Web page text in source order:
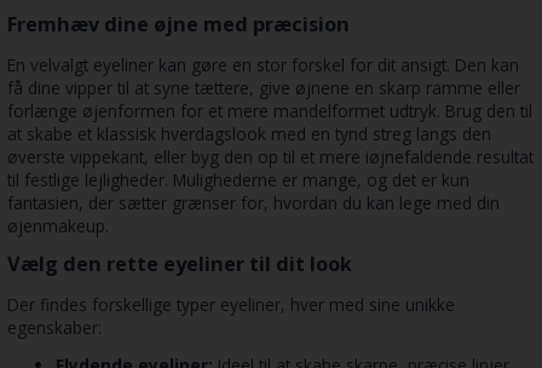
Fremhæv dine øjne med præcision
En velvalgt eyeliner kan gøre en stor forskel for dit ansigt. Den kan
få dine vipper til at syne tættere, give øjnene en skarp ramme eller
forlænge øjenformen for et mere mandelformet udtryk. Brug den til
at skabe et klassisk hverdagslook med en tynd streg langs den
øverste vippekant, eller byg den op til et mere iøjnefaldende resultat
til festlige lejligheder. Mulighederne er mange, og det er kun
fantasien, der sætter grænser for, hvordan du kan lege med din
øjenmakeup.
Vælg den rette eyeliner til dit look
Der findes forskellige typer eyeliner, hver med sine unikke
egenskaber: